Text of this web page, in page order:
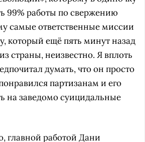
99% работы по свержению
самые ответственные миссии
который ещё пять минут назад
страны, неизвестно. Я вплоть
думать, что он просто
партизанам и его
на заведомо суицидальные
главной работой Дани